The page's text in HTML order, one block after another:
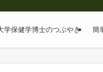
学保健学博士のつぶやき 簡